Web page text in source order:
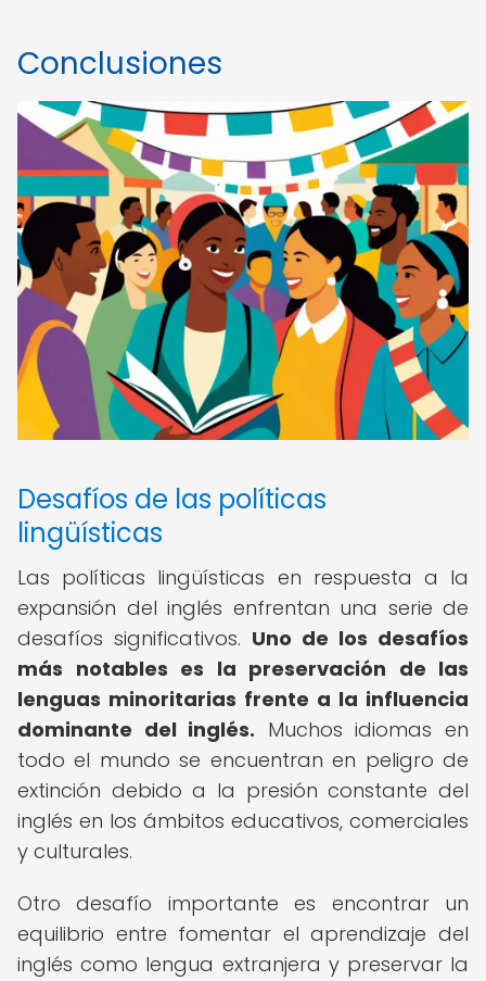
Conclusiones
Desafíos de las políticas
lingüísticas
Las políticas lingüísticas en respuesta a la
expansión del inglés enfrentan una serie de
desafíos significativos. Uno de los desafíos
más notables es la preservación de las
lenguas minoritarias frente a la influencia
dominante del inglés. Muchos idiomas en
todo el mundo se encuentran en peligro de
extinción debido a la presión constante del
inglés en los ámbitos educativos, comerciales
y culturales.
Otro desafío importante es encontrar un
equilibrio entre fomentar el aprendizaje del
inglés como lengua extranjera y preservar la